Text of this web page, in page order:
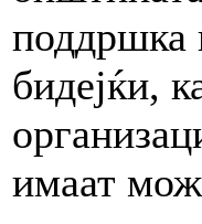
поддршка
бидејќи,
имаат